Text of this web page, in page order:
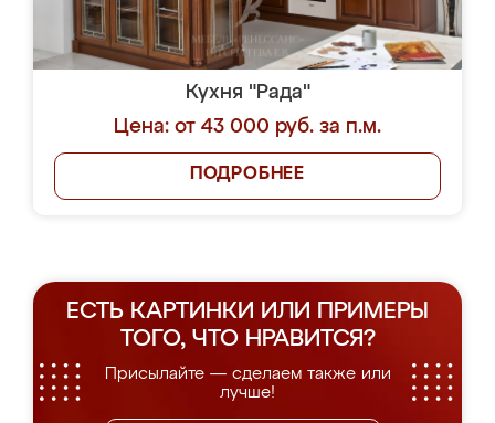
Кухня "Рада"
Цена: от 43 000 руб. за п.м.
ПОДРОБНЕЕ
ЕСТЬ КАРТИНКИ ИЛИ ПРИМЕРЫ
ТОГО, ЧТО НРАВИТСЯ?
Присылайте — сделаем также или
лучше!